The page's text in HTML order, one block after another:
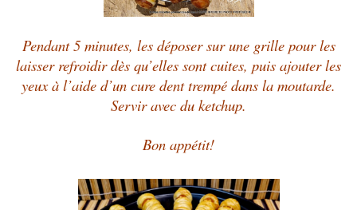
Pendant 5 minutes, les déposer sur une grille pour les
laisser refroidir dès qu’elles sont cuites, puis ajouter les
yeux à l’aide d’un cure dent trempé dans la moutarde.
Servir avec du ketchup.
Bon appétit!